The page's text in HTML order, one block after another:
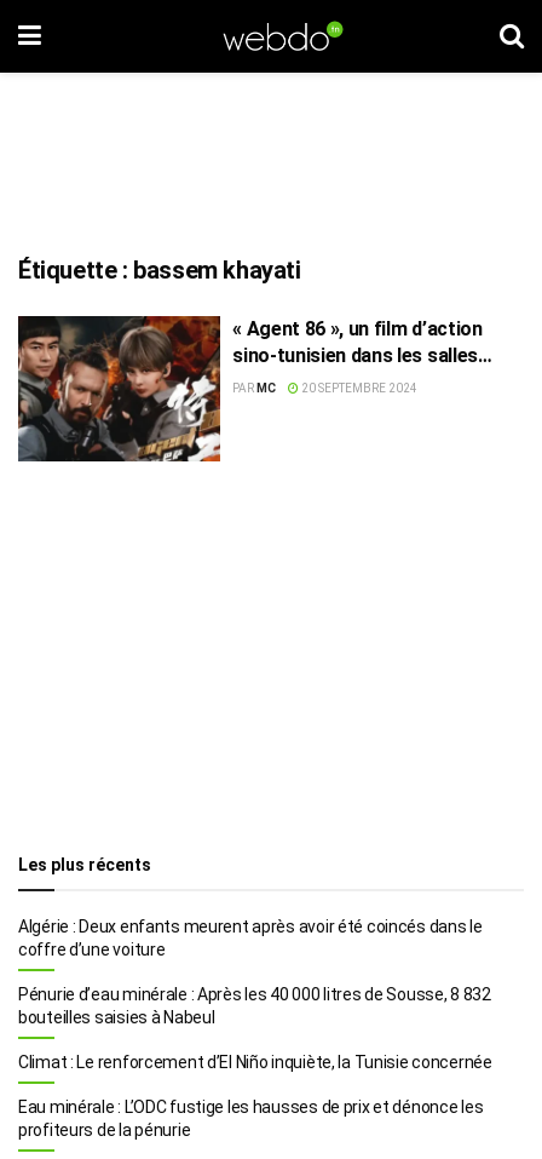
Étiquette : bassem khayati
« Agent 86 », un film d’action
sino-tunisien dans les salles
tunisiennes
PAR MC 20 SEPTEMBRE 2024
Les plus récents
Algérie : Deux enfants meurent après avoir été coincés dans le
coffre d’une voiture
Pénurie d’eau minérale : Après les 40 000 litres de Sousse, 8 832
bouteilles saisies à Nabeul
Climat : Le renforcement d’El Niño inquiète, la Tunisie concernée
Eau minérale : L’ODC fustige les hausses de prix et dénonce les
profiteurs de la pénurie